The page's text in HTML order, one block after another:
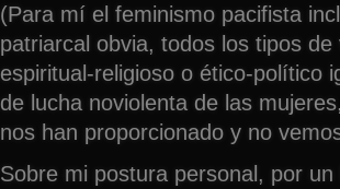
(Para mí el feminismo pacifista
patriarcal obvia, todos los tipos
espiritual-religioso o ético-político
de lucha noviolenta de las
nos han proporcionado y no
Sobre mi postura personal, por